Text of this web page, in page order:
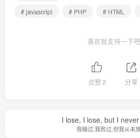
# javascript
# PHP # HTML
喜欢就支持一下吧
点赞2 分享
I lose, I lose, but I
我输过,我败过,但我从未